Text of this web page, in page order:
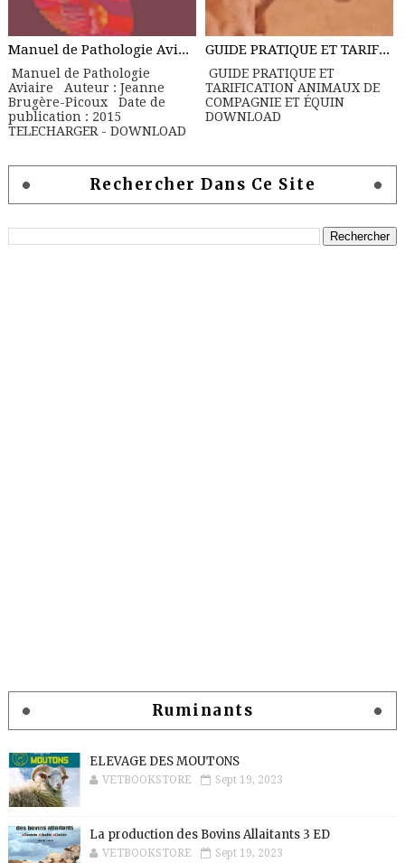
Manuel de Pathologie Aviaire
Manuel de Pathologie
Aviaire Auteur : Jeanne
Brugère-Picoux Date de
publication : 2015
TELECHARGER - DOWNLOAD
GUIDE PRATIQUE ET TARIFICATION ANIMAUX DE COMPAGNIE ET ÉQUIN
GUIDE PRATIQUE ET
TARIFICATION ANIMAUX DE
COMPAGNIE ET ÉQUIN
DOWNLOAD
Rechercher Dans Ce Site
Ruminants
ELEVAGE DES MOUTONS
VETBOOKSTORE Sept 19, 2023
La production des Bovins Allaitants 3 ED
VETBOOKSTORE Sept 19, 2023